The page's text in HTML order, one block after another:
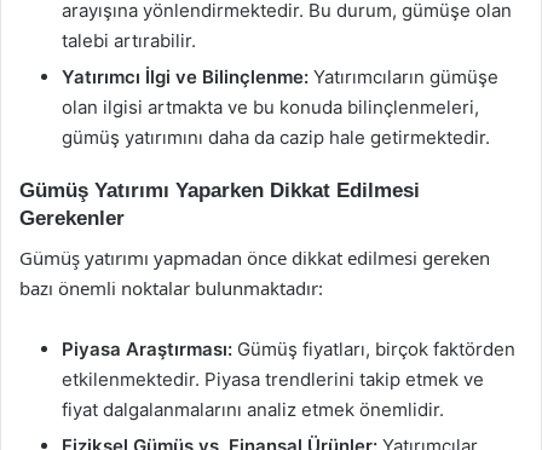
arayışına yönlendirmektedir. Bu durum, gümüşe olan
talebi artırabilir.
Yatırımcı İlgi ve Bilinçlenme: Yatırımcıların gümüşe
olan ilgisi artmakta ve bu konuda bilinçlenmeleri,
gümüş yatırımını daha da cazip hale getirmektedir.
Gümüş Yatırımı Yaparken Dikkat Edilmesi
Gerekenler
Gümüş yatırımı yapmadan önce dikkat edilmesi gereken
bazı önemli noktalar bulunmaktadır:
Piyasa Araştırması: Gümüş fiyatları, birçok faktörden
etkilenmektedir. Piyasa trendlerini takip etmek ve
fiyat dalgalanmalarını analiz etmek önemlidir.
Fiziksel Gümüş vs. Finansal Ürünler: Yatırımcılar,